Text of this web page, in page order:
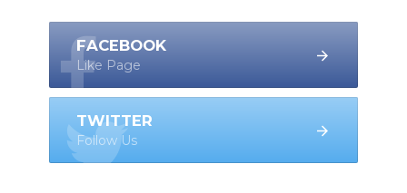
FACEBOOK
Like Page
TWITTER
Follow Us